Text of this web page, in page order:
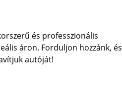
és professzionális
áron. Forduljon hozzánk, és
autóját!